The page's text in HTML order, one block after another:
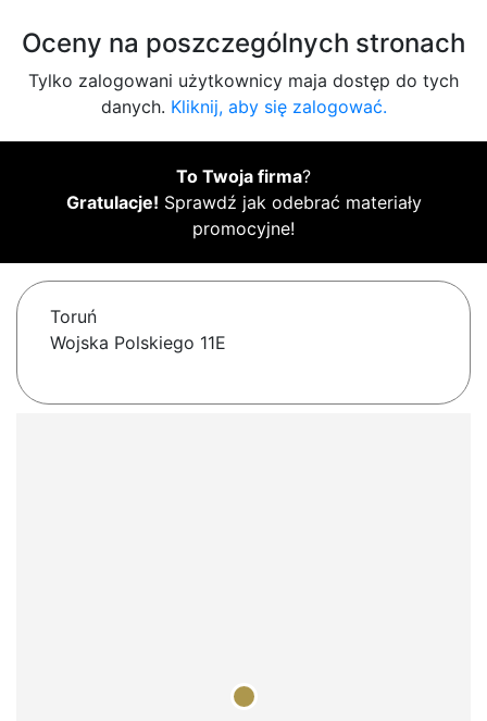
Oceny na poszczególnych stronach
Tylko zalogowani użytkownicy maja dostęp do tych
danych. Kliknij, aby się zalogować.
To Twoja firma?
Gratulacje! Sprawdź jak odebrać materiały
promocyjne!
Toruń
Wojska Polskiego 11E